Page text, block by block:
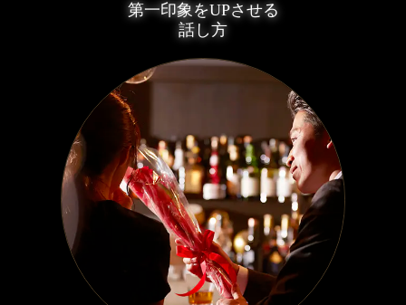
第一印象をUPさせる
話し方